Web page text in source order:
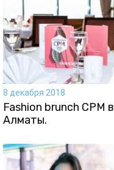
8 декабря 2018
Fashion brunch CPM в
Алматы.